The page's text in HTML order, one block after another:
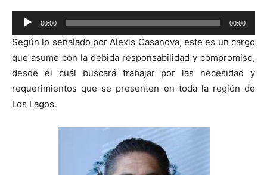
Reproductor
de
audio
00:00 00:00
Según lo señalado por Alexis Casanova, este es un cargo
que asume con la debida responsabilidad y compromiso,
desde el cuál buscará trabajar por las necesidad y
requerimientos que se presenten en toda la región de
Los Lagos.